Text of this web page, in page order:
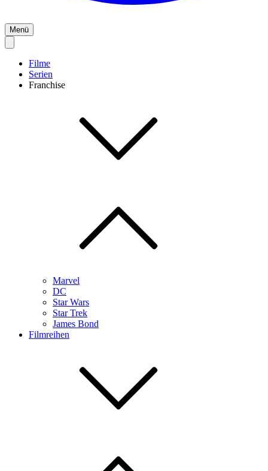
Menü
Filme
Serien
Franchise
Marvel
DC
Star Wars
Star Trek
James Bond
Filmreihen